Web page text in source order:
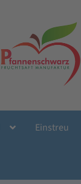
Einstreu